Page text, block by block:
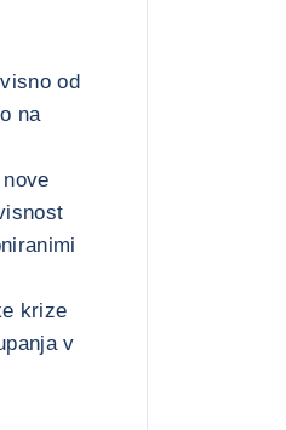
od
na
krize
v